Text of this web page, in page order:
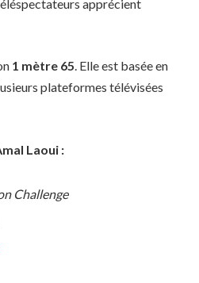
apprécient
1 mètre 65. Elle est basée en
plateformes télévisées
Laoui :
Challenge